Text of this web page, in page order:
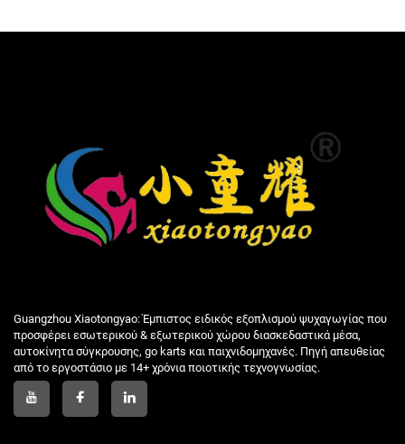
Guangzhou Xiaotongyao: Έμπιστος ειδικός εξοπλισμού ψυχαγωγίας που
προσφέρει εσωτερικού & εξωτερικού χώρου διασκεδαστικά μέσα,
αυτοκίνητα σύγκρουσης, go karts και παιχνιδομηχανές. Πηγή απευθείας
από το εργοστάσιο με 14+ χρόνια ποιοτικής τεχνογνωσίας.